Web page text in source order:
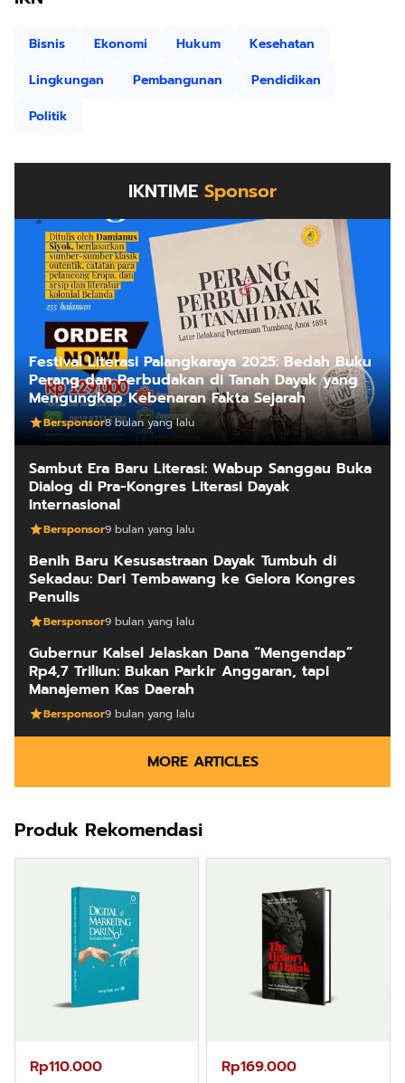
Bisnis Ekonomi Hukum
Kesehatan
Lingkungan
Pembangunan
Pendidikan
Politik
IKNTIME Sponsor
Festival Literasi Palangkaraya 2025: Bedah Buku
Perang dan Perbudakan di Tanah Dayak yang
Mengungkap Kebenaran Fakta Sejarah
Bersponsor8 bulan yang lalu
Sambut Era Baru Literasi: Wabup Sanggau Buka
Dialog di Pra-Kongres Literasi Dayak
Internasional
Bersponsor9 bulan yang lalu
Benih Baru Kesusastraan Dayak Tumbuh di
Sekadau: Dari Tembawang ke Gelora Kongres
Penulis
Bersponsor9 bulan yang lalu
Gubernur Kalsel Jelaskan Dana “Mengendap”
Rp4,7 Triliun: Bukan Parkir Anggaran, tapi
Manajemen Kas Daerah
Bersponsor9 bulan yang lalu
MORE ARTICLES
Produk Rekomendasi
Rp110.000 Rp169.000